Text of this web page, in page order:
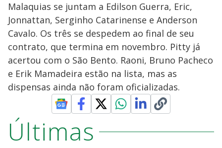
Malaquias se juntam a Edilson Guerra, Eric,
Jonnattan, Serginho Catarinense e Anderson
Cavalo. Os três se despedem ao final de seu
contrato, que termina em novembro. Pitty já
acertou com o São Bento. Raoni, Bruno Pacheco
e Erik Mamadeira estão na lista, mas as
dispensas ainda não foram oficializadas.
Últimas